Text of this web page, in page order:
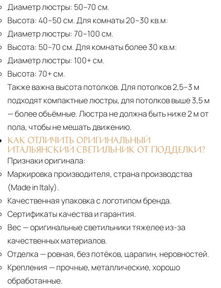
Диаметр люстры: 50–70 см.
Высота: 40–50 см. Для комнаты 20–30 кв.м:
Диаметр люстры: 70–100 см.
Высота: 50–70 см. Для комнаты более 30 кв.м:
Диаметр люстры: 100+ см.
Высота: 70+ см.
Также важна высота потолков. Для потолков 2,5–3 м
подходят компактные люстры, для потолков выше 3,5 м
— более объёмные. Люстра не должна быть ниже 2 м от
пола, чтобы не мешать движению.
КАК ОТЛИЧИТЬ ОРИГИНАЛЬНЫЙ
ИТАЛЬЯНСКИЙ СВЕТИЛЬНИК ОТ ПОДДЕЛКИ?
Признаки оригинала:
Маркировка производителя, страна производства
(Made in Italy).
Качественная упаковка с логотипом бренда.
Сертификаты качества и гарантия.
Вес — оригинальные светильники тяжелее из-за
качественных материалов.
Отделка — ровная, без потёков, царапин, неровностей.
Крепления — прочные, металлические, хорошо
обработанные.